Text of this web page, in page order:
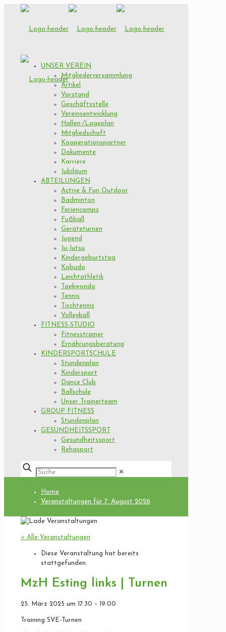
UNSER VEREIN
Mitgliederversammlung
Artikel
Vorstand
Geschäftsstelle
Vereinsentwicklung
Hallen-/Lageplan
Mitgliedschaft
Kooperationspartner
Dokumente
Karriere
Jubiläum
ABTEILUNGEN
Active & Fun Outdoor
Badminton
Feriencamps
Fußball
Geräteturnen
Jugend
Ju-Jutsu
Kindergeburtstag
Kobudo
Leichtathletik
Taekwondo
Tennis
Tischtennis
Volleyball
FITNESS-STUDIO
Fitnesstrainer
Ernährungsberatung
KINDERSPORTSCHULE
Stundenplan
Kindersport
Dance Club
Ballschule
Unser Trainerteam
GROUP FITNESS
Stundenplan
GESUNDHEITSSPORT
Gesundheitssport
Rehasport
✕
Home
Veranstaltungen für 7. August 2026
« Alle Veranstaltungen
Diese Veranstaltung hat bereits
stattgefunden.
MzH Esting links | Turnen
25. März 2025 um 17:30 – 19:00
Training SVE-Turnen